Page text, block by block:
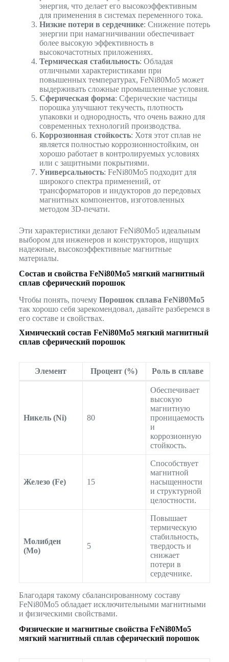
энергия, что делает его высокоэффективным
для применения в системах переменного тока.
Низкие потери в сердечнике: Снижение потерь
энергии при намагничивании обеспечивает
более высокую эффективность в
высокочастотных приложениях.
Термическая стабильность: Обладая
отличными характеристиками при
повышенных температурах, FeNi80Mo5 может
выдерживать сложные промышленные условия.
Сферическая форма: Сферические частицы
порошка улучшают текучесть, плотность
упаковки и однородность, что очень важно для
современных технологий производства.
Коррозионная стойкость: Хотя этот сплав не
является полностью коррозионностойким, он
хорошо работает в контролируемых условиях
или с защитными покрытиями.
Универсальность: FeNi80Mo5 подходит для
широкого спектра применений, от
трансформаторов и индукторов до передовых
магнитных компонентов, изготовленных
методом 3D-печати.
Эти характеристики делают FeNi80Mo5 идеальным
выбором для инженеров и конструкторов, ищущих
надежные, высокоэффективные магнитные
материалы.
Состав и свойства FeNi80Mo5 мягкий магнитный
сплав сферический порошок
Чтобы понять, почему Порошок сплава FeNi80Mo5
так хорошо себя зарекомендовал, давайте разберемся в
его составе и свойствах.
Химический состав FeNi80Mo5 мягкий магнитный
сплав сферический порошок
Элемент Процент (%) Роль в сплаве
Никель (Ni) 80
Обеспечивает
высокую
магнитную
проницаемость
и
коррозионную
стойкость.
Железо (Fe) 15
Способствует
магнитной
насыщенности
и структурной
целостности.
Молибден
(Mo)
5
Повышает
термическую
стабильность,
твердость и
снижает
потери в
сердечнике.
Благодаря такому сбалансированному составу
FeNi80Mo5 обладает исключительными магнитными
и физическими свойствами.
Физические и магнитные свойства FeNi80Mo5
мягкий магнитный сплав сферический порошок